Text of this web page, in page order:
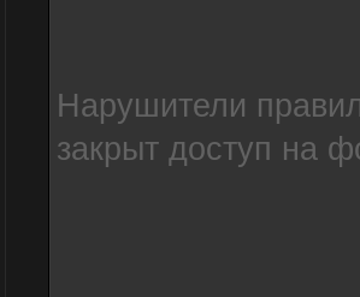
Нарушители
закрыт доступ на